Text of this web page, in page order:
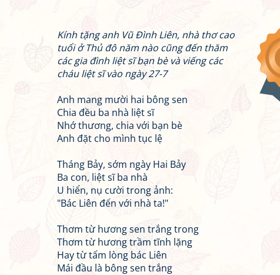
Kính tặng anh Vũ Đình Liên, nhà thơ cao
tuổi ở Thủ đô năm nào cũng đến thăm
các gia đình liệt sĩ bạn bè và viếng các
cháu liệt sĩ vào ngày 27-7
Anh mang mười hai bông sen
Chia đều ba nhà liệt sĩ
Nhớ thương, chia với bạn bè
Anh đặt cho mình tục lệ
Tháng Bảy, sớm ngày Hai Bảy
Ba con, liệt sĩ ba nhà
U hiển, nụ cười trong ảnh:
"Bác Liên đến với nhà ta!"
Thơm từ hương sen trắng trong
Thơm từ hương trầm tĩnh lặng
Hay từ tấm lòng bác Liên
Mái đầu là bông sen trắng